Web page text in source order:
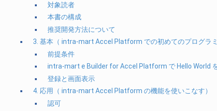
対象読者
本書の構成
推奨開発方法について
3. 基本（ intra-mart Accel Platform での初めてのプログラ
前提条件
intra-mart e Builder for Accel Platform で Hello World
登録と画面表示
4. 応用（ intra-mart Accel Platform の機能を使いこなす）
認可